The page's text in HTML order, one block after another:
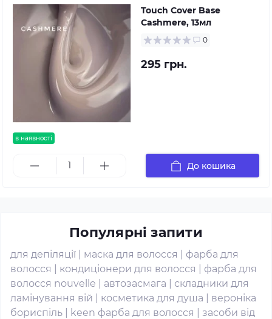
в наявності
Touch Cover Base
Cashmere, 13мл
0
295 грн.
До кошика
Популярні запити
для депіляції маска для волосся
фарба для
волосся
кондиціонери для волосся
фарба для
волосся nouvelle
автозасмага
складники для
ламінування вій
косметика для душа
вероніка
бориспіль
keen фарба для волосся
засоби від